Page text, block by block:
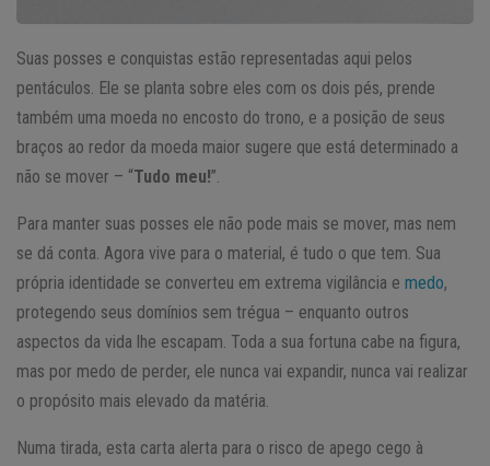
Suas posses e conquistas estão representadas aqui pelos
pentáculos. Ele se planta sobre eles com os dois pés, prende
também uma moeda no encosto do trono, e a posição de seus
braços ao redor da moeda maior sugere que está determinado a
não se mover – “Tudo meu!”.
Para manter suas posses ele não pode mais se mover, mas nem
se dá conta. Agora vive para o material, é tudo o que tem. Sua
própria identidade se converteu em extrema vigilância e medo,
protegendo seus domínios sem trégua – enquanto outros
aspectos da vida lhe escapam. Toda a sua fortuna cabe na figura,
mas por medo de perder, ele nunca vai expandir, nunca vai realizar
o propósito mais elevado da matéria.
Numa tirada, esta carta alerta para o risco de apego cego à